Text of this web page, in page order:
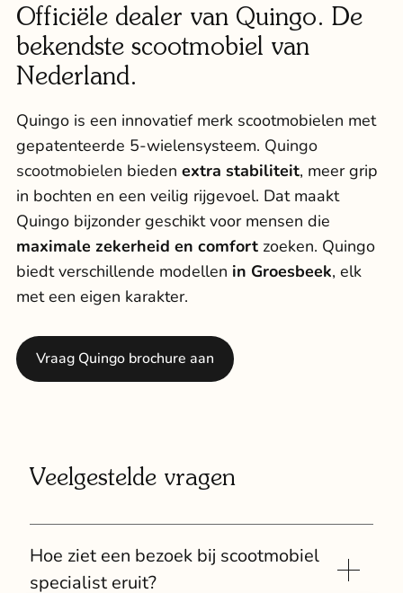
Officiële dealer van Quingo. De
bekendste scootmobiel van
Nederland.
Quingo is een innovatief merk scootmobielen met
gepatenteerde 5-wielensysteem. Quingo
scootmobielen bieden extra stabiliteit, meer grip
in bochten en een veilig rijgevoel. Dat maakt
Quingo bijzonder geschikt voor mensen die
maximale zekerheid en comfort zoeken. Quingo
biedt verschillende modellen in Groesbeek, elk
met een eigen karakter.
Vraag Quingo brochure aan
Veelgestelde vragen
Hoe ziet een bezoek bij scootmobiel
specialist eruit?